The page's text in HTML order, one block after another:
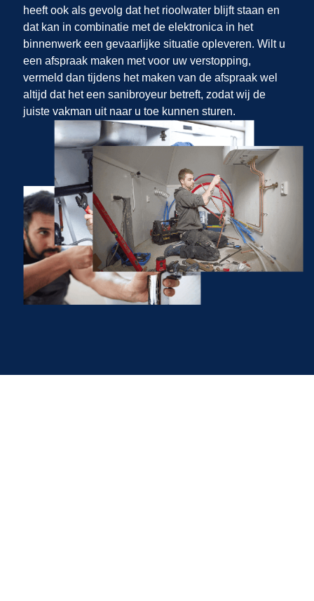
heeft ook als gevolg dat het rioolwater blijft staan en
dat kan in combinatie met de elektronica in het
binnenwerk een gevaarlijke situatie opleveren. Wilt u
een afspraak maken metvoor uw verstopping,
vermeld dan tijdens het maken van de afspraak wel
altijd dat het een sanibroyeur betreft, zodat wij de
juiste vakman uit naar u toe kunnen sturen.